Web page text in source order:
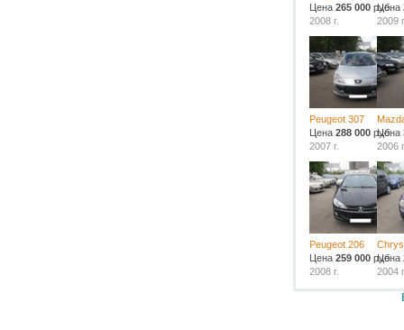
Цена 265 000 руб.
2008 г.
Цена
2009
Peugeot 307
Цена 288 000 руб.
2007 г.
Цена
2006
Peugeot 206
Цена 259 000 руб.
2008 г.
Цена
2004